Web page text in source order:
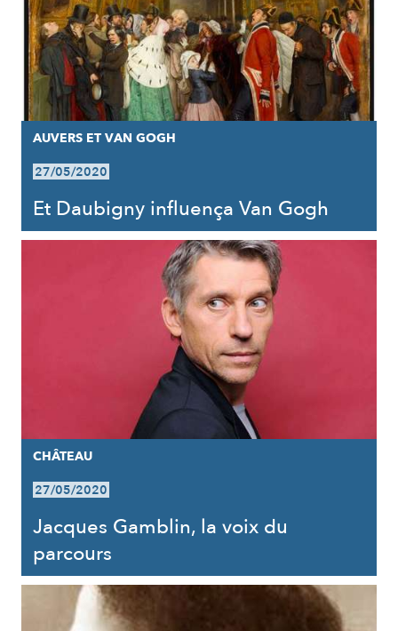
AUVERS ET VAN GOGH
27/05/2020
Et Daubigny influença Van Gogh
CHÂTEAU
27/05/2020
Jacques Gamblin, la voix du
parcours